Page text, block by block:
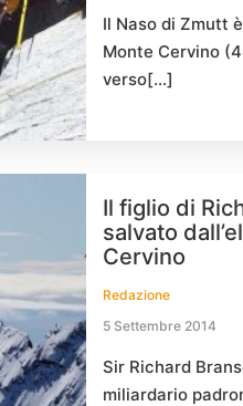
Il Naso di Zmutt
Monte Cervino
verso[…]
Il figlio di
salvato
Cervino
Redazione
5 Settembre 2014
Sir Richard
miliardario